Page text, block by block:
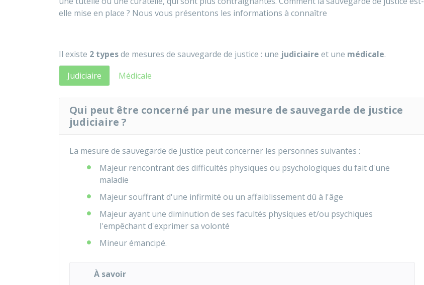
elle mise en place ? Nous vous présentons les informations à connaître
Il existe 2 typesde mesures de sauvegarde de justice : une judiciaire et une médicale.
Judiciaire
Médicale
Qui peut être concerné par une mesure de sauvegarde de justice
judiciaire ?
La mesure de sauvegarde de justice peut concerner les personnes suivantes :
Majeur rencontrant des difficultés physiques ou psychologiques du fait d'une
maladie
Majeur souffrant d'une infirmité ou un affaiblissement dû à l'âge
Majeur ayant une diminution de ses facultés physiques et/ou psychiques
l'empêchant d'exprimer sa volonté
Mineur émancipé.
À savoir